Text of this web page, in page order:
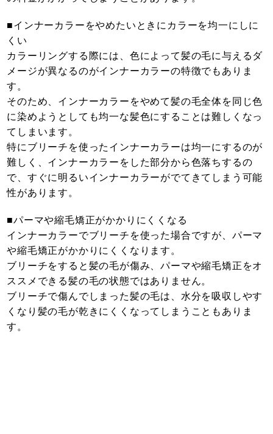
■インナーカラーをやめたいときにカラーを均一にしに
くい
カラーリングする際には、色によって髪の毛に与えるダ
メージが異なるのがインナーカラーの特徴でもありま
す。
そのため、インナーカラーをやめて髪の毛全体を同じ色
に染めようとしても均一な髪色にすることは難しくなっ
てしまいます。
特にブリーチを使ったインナーカラーは均一にするのが
難しく、インナーカラーをした部分から色落ちするの
で、すぐに明るいインナーカラーがでてきてしまう可能
性があります。
■パーマや縮毛矯正がかかりにくくなる
インナーカラーでブリーチを使った場合ですが、パーマ
や縮毛矯正がかかりにくくなります。
ブリーチをすると髪の毛が傷み、パーマや縮毛矯正をオ
ススメできる髪の毛の状態ではありません。
ブリーチで傷んでしまった髪の毛は、水分を吸収しやす
くなり髪の毛が乾きにくくなってしまうこともありま
す。